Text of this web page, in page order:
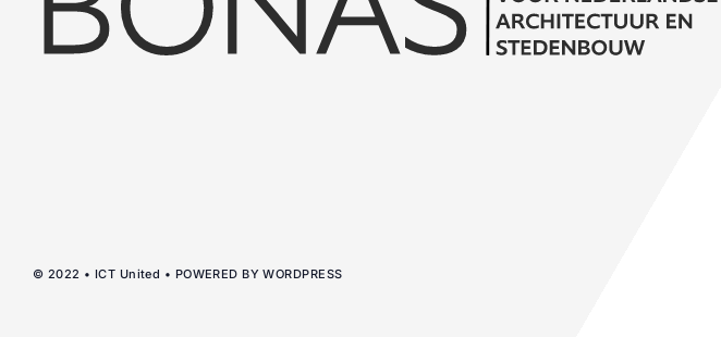
© 2022 • ICT United • POWERED BY WORDPRESS